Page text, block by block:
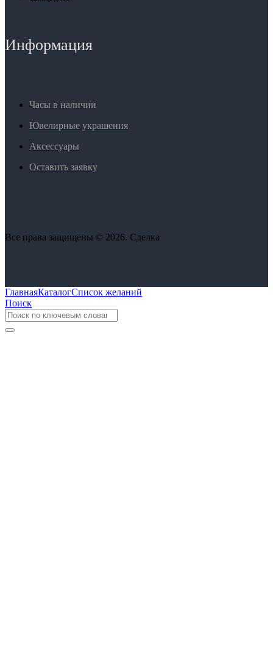
Информация
Часы в наличии
Ювелирные украшения
Аксессуары
Оставить заявку
Все права защищены © 2026. Сделка
ГлавнаяКаталогСписок желаний
Поиск